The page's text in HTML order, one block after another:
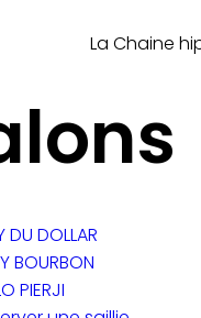
La Chaine
DU DOLLAR
BOURBON
PIERJI